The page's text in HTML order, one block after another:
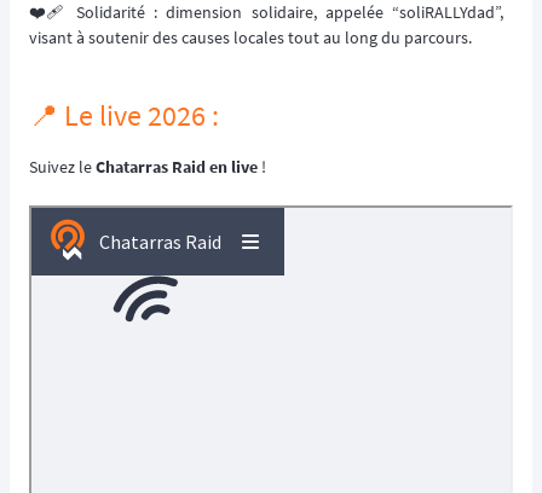
❤️‍🩹 Solidarité : dimension solidaire, appelée “soliRALLYdad”,
visant à soutenir des causes locales tout au long du parcours.
📍 Le live 2026 :
Suivez leChatarras Raid en live !